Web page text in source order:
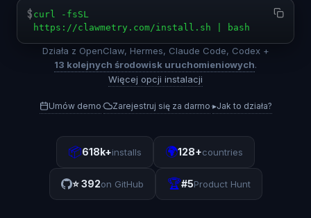
$ curl -fsSL
https://clawmetry.com/install.sh | bash
Działa z OpenClaw, Hermes, Claude Code, Codex +
13 kolejnych środowisk uruchomieniowych.
Więcej opcji instalacji
Umów demo· Zarejestruj się za darmo·▸Jak to działa?
📦618k+installs 🌍128+countries
⭐392on GitHub 🏆#5Product Hunt